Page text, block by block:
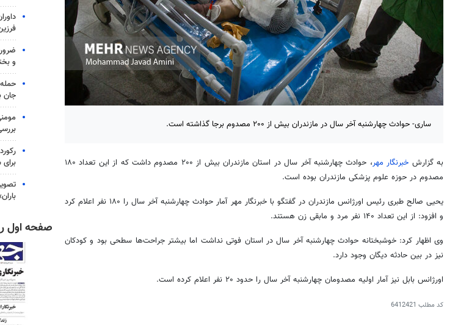
ساری- حوادث چهارشنبه آخر سال در مازندران بیش از ۲۰۰ مصدوم برجا گذاشته است.
به گزارش خبرنگار مهر
، حوادث چهارشنبه آخر سال در استان مازندران بیش از ۲۰۰ مصدوم داشت که از این تعداد ۱۸۰
مصدوم در حوزه علوم پزشکی مازندران بوده است.
یحیی صالح طبری رئیس اورژانس مازندران در گفتگو با خبرنگار مهر آمار حوادث چهارشنبه آخر سال را ۱۸۰ نفر اعلام کرد
و افزود: از این تعداد ۱۴۰ نفر مرد و مابقی زن هستند.
وی اظهار کرد: خوشبختانه حوادث چهارشنبه آخر سال در استان فوتی نداشت اما بیشتر جراحت‌ها سطحی بود و کودکان
نیز در بین حادثه دیگان وجود دارد.
اورژانس بابل نیز آمار اولیه مصدومان چهارشنبه آخر سال را حدود ۲۰ نفر اعلام کرده است.
کد مطلب 6412421
و
جان
برای سال
صفحه اول